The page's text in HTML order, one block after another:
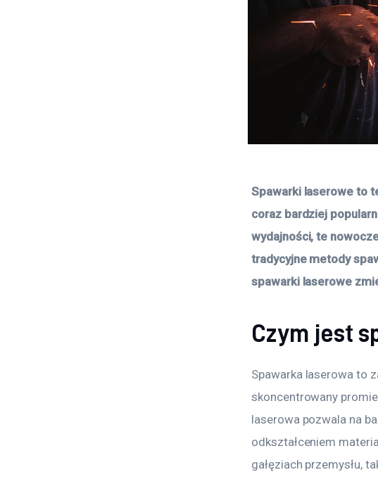
Spawarki laserowe to
coraz bardziej
wydajności, te
tradycyjne metody
spawarki laserowe
Czym jest
Spawarka laserowa to
skoncentrowany
laserowa pozwala na
odkształceniem
gałęziach przemysłu,